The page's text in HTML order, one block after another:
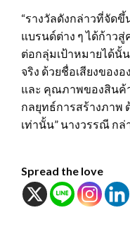
“รางวัลดังกล่าวที่จัด
แบรนด์ต่าง ๆ ได้ก้าว
ต่อกลุ่มเป้าหมายได้นั้
จริง ด้วยชื่อเสียงของ
และ คุณภาพของสินค้า
กลยุทธ์การสร้างภาพ
เท่านั้น” นางวรรณี ก
Spread the love